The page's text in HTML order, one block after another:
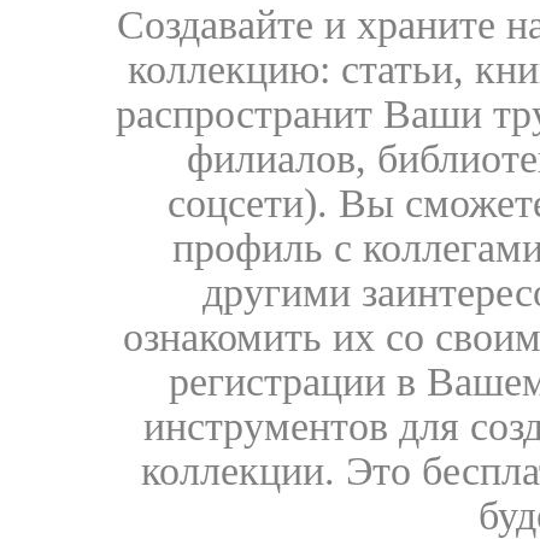
Создавайте и храните
коллекцию: статьи,
распространит Ваши
филиалов,
соцсети). Вы
профиль с
другими
ознакомить их со
регистрации в
инструментов для
коллекции. Это